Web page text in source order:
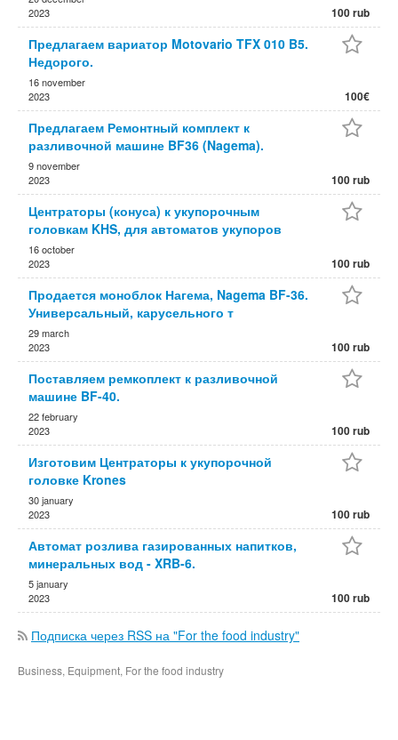
2023
100 rub
Предлагаем вариатор Motovario TFX 010 B5.
Недорого.
16 november
2023
100€
Предлагаем Ремонтный комплект к
разливочной машине BF36 (Nagema).
9 november
2023
100 rub
Центраторы (конуса) к укупорочным
головкам KHS, для автоматов укупоров
16 october
2023
100 rub
Продается моноблок Нагема, Nagema BF-36.
Универсальный, карусельного т
29 march
2023
100 rub
Поставляем ремкоплект к разливочной
машине BF-40.
22 february
2023
100 rub
Изготовим Центраторы к укупорочной
головке Krones
30 january
2023
100 rub
Автомат розлива газированных напитков,
минеральных вод - XRB-6.
5 january
2023
100 rub
Подписка через RSS на "For the food industry"
Business, Equipment, For the food industry